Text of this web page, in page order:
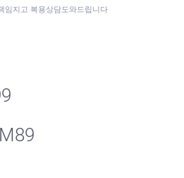
임지고 복용상담도와드립니다